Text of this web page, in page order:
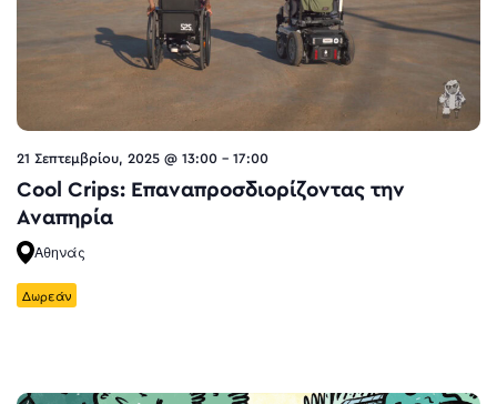
21 Σεπτεμβρίου, 2025 @ 13:00 - 17:00
Cool Crips: Επαναπροσδιορίζοντας την
Αναπηρία
Αθηνάς
Δωρεάν